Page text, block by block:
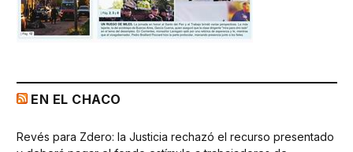
EN EL CHACO
Revés para Zdero: la Justicia rechazó el recurso presentado